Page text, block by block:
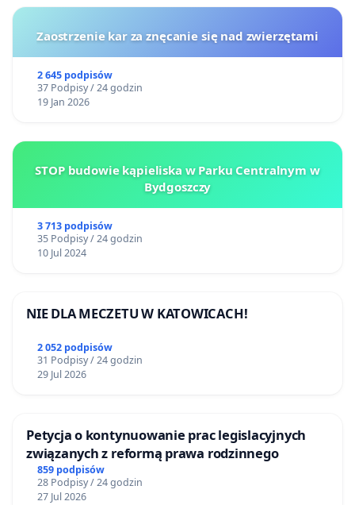
Zaostrzenie kar za znęcanie się nad zwierzętami
2 645 podpisów
37 Podpisy / 24 godzin
19 Jan 2026
STOP budowie kąpieliska w Parku Centralnym w
Bydgoszczy
3 713 podpisów
35 Podpisy / 24 godzin
10 Jul 2024
NIE DLA MECZETU W KATOWICACH!
2 052 podpisów
31 Podpisy / 24 godzin
29 Jul 2026
Petycja o kontynuowanie prac legislacyjnych
związanych z reformą prawa rodzinnego
859 podpisów
28 Podpisy / 24 godzin
27 Jul 2026